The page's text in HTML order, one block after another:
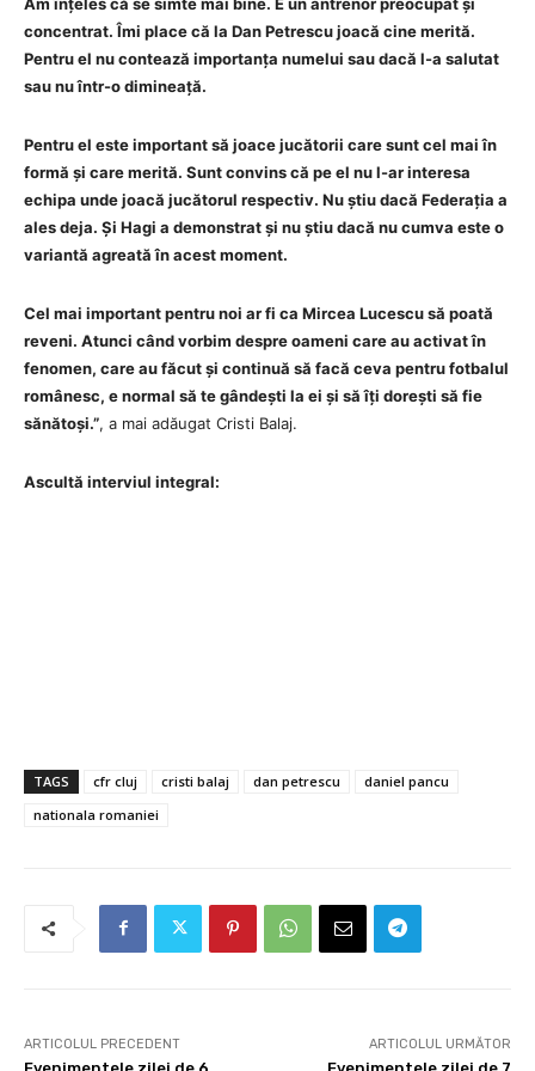
concentrat. Îmi place că la Dan Petrescu joacă cine merită.
Pentru el nu contează importanța numelui sau dacă l-a salutat
sau nu într-o dimineață.
Pentru el este important să joace jucătorii care sunt cel mai în
formă și care merită. Sunt convins că pe el nu l-ar interesa
echipa unde joacă jucătorul respectiv. Nu știu dacă Federația a
ales deja. Și Hagi a demonstrat și nu știu dacă nu cumva este o
variantă agreată în acest moment.
Cel mai important pentru noi ar fi ca Mircea Lucescu să poată
reveni. Atunci când vorbim despre oameni care au activat în
fenomen, care au făcut și continuă să facă ceva pentru fotbalul
românesc, e normal să te gândești la ei și să îți dorești să fie
sănătoși.”, a mai adăugat Cristi Balaj.
Ascultă interviul integral:
TAGS cfr cluj cristi balaj dan petrescu
daniel pancu
nationala romaniei
ARTICOLUL PRECEDENT ARTICOLUL URMĂTOR